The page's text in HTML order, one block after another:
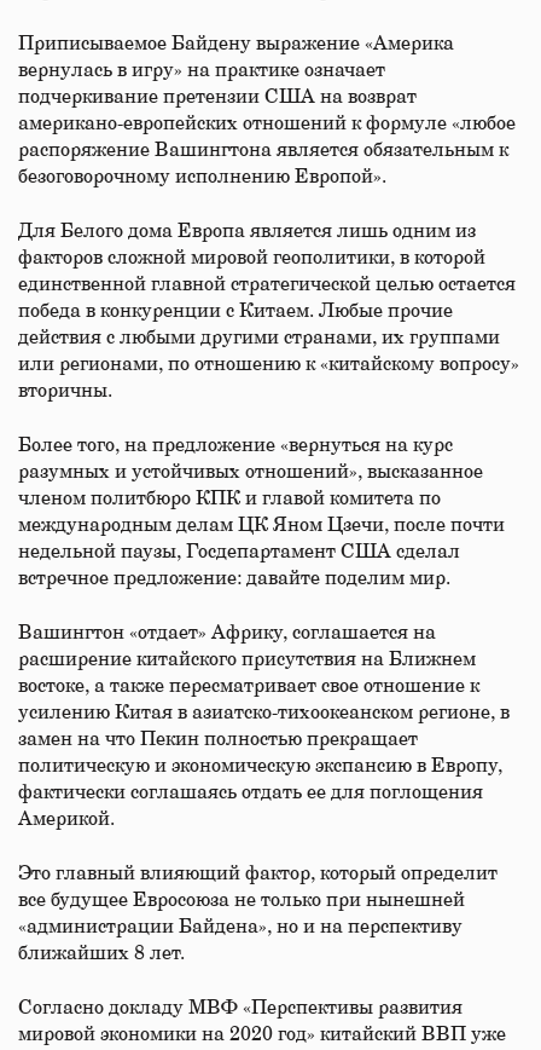
Приписываемое Байдену выражение «Америка
вернулась в игру» на практике означает
подчеркивание претензии США на возврат
американо-европейских отношений к формуле «любое
распоряжение Вашингтона является обязательным к
безоговорочному исполнению Европой».
Для Белого дома Европа является лишь одним из
факторов сложной мировой геополитики, в которой
единственной главной стратегической целью остается
победа в конкуренции с Китаем. Любые прочие
действия с любыми другими странами, их группами
или регионами, по отношению к «китайскому вопросу»
вторичны.
Более того, на предложение «вернуться на курс
разумных и устойчивых отношений», высказанное
членом политбюро КПК и главой комитета по
международным делам ЦК Яном Цзечи, после почти
недельной паузы, Госдепартамент США сделал
встречное предложение: давайте поделим мир.
Вашингтон «отдает» Африку, соглашается на
расширение китайского присутствия на Ближнем
востоке, а также пересматривает свое отношение к
усилению Китая в азиатско-тихоокеанском регионе, в
замен на что Пекин полностью прекращает
политическую и экономическую экспансию в Европу,
фактически соглашаясь отдать ее для поглощения
Америкой.
Это главный влияющий фактор, который определит
все будущее Евросоюза не только при нынешней
«администрации Байдена», но и на перспективу
ближайших 8 лет.
Согласно докладу МВФ «Перспективы развития
мировой экономики на 2020 год» китайский ВВП уже